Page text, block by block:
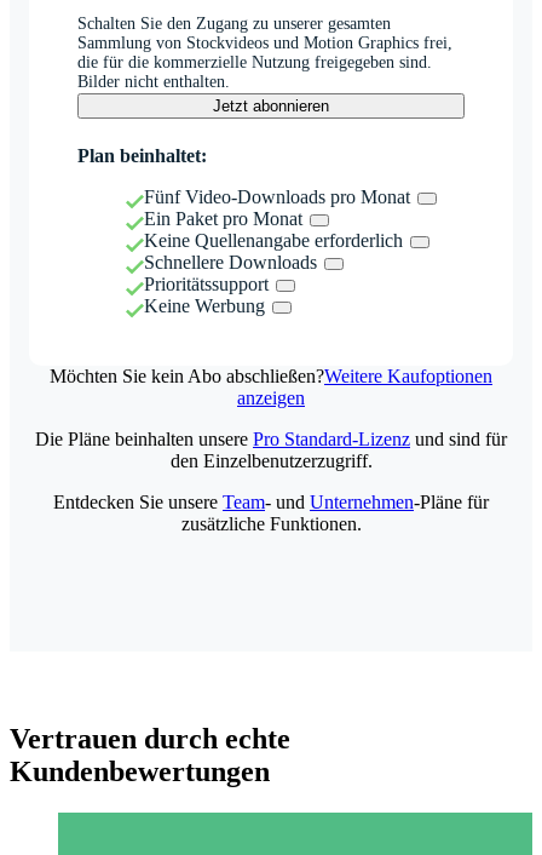
Schalten Sie den Zugang zu unserer gesamten
Sammlung von Stockvideos und Motion Graphics frei,
die für die kommerzielle Nutzung freigegeben sind.
Bilder nicht enthalten.
Jetzt abonnieren
Plan beinhaltet:
Fünf Video-Downloads pro Monat
Ein Paket pro Monat
Keine Quellenangabe erforderlich
Schnellere Downloads
Prioritätssupport
Keine Werbung
Möchten Sie kein Abo abschließen?Weitere Kaufoptionen
anzeigen
Die Pläne beinhalten unsere Pro Standard-Lizenz und sind für
den Einzelbenutzerzugriff.
Entdecken Sie unsere Team- und Unternehmen-Pläne für
zusätzliche Funktionen.
Vertrauen durch echte
Kundenbewertungen